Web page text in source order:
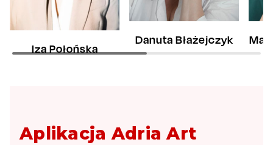
Iza Połońska
Danuta Błażejczyk
Aplikacja Adria Art